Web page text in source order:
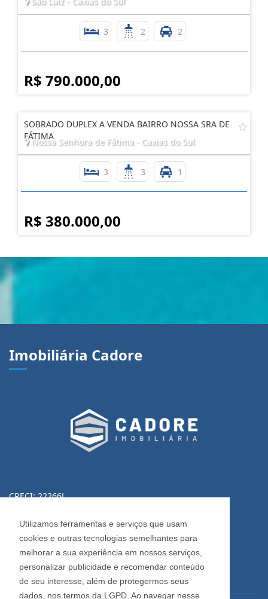
Utilizamos ferramentas e serviços que usam
cookies e outras tecnologias semelhantes para
melhorar a sua experiência em nossos serviços,
personalizar publicidade e recomendar conteúdo
de seu interesse, além de protegermos seus
dados, nos termos da LGPD. Ao navegar nesse
3 2 2
R$ 790.000,00
SOBRADO DUPLEX A VENDA BAIRRO NOSSA SRA DE
FÁTIMA
Nossa Senhora de Fátima - Caxias do Sul
3 3 1
R$ 380.000,00
Imobiliária Cadore
CRECI: 22266J
Informações de Contato
(54) 3223-0370
(54) 3028-0380
(54) 3028-0390